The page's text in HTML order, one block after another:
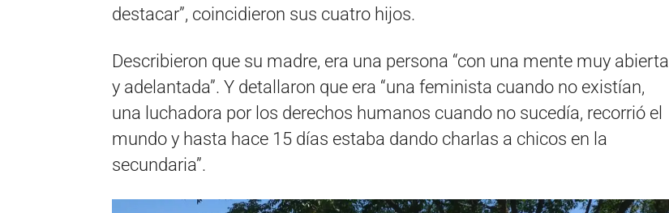
destacar”, coincidieron sus cuatro hijos.
Describieron que su madre, era una persona “con una mente muy abierta
y adelantada”. Y detallaron que era “una feminista cuando no existían,
una luchadora por los derechos humanos cuando no sucedía, recorrió el
mundo y hasta hace 15 días estaba dando charlas a chicos en la
secundaria”.